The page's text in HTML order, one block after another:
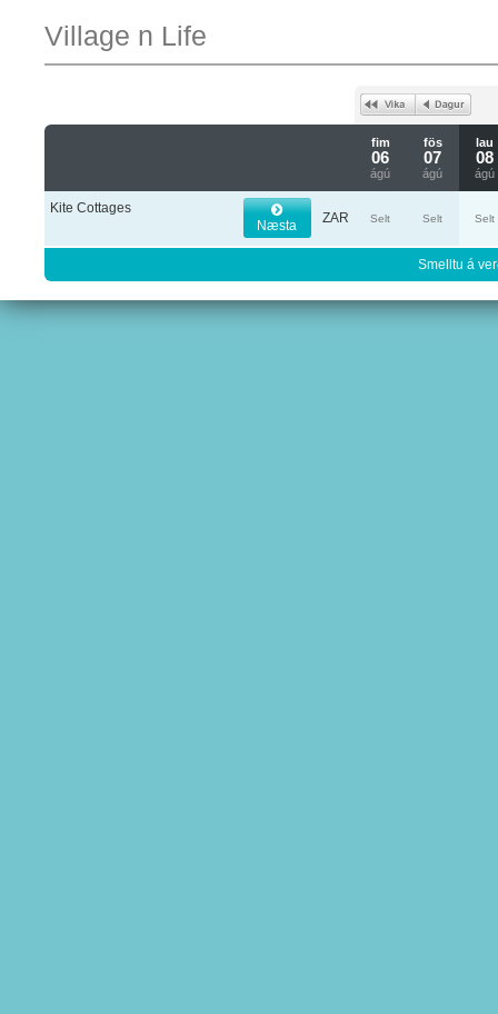
Village n Life
fim
06
ágú
fös
07
ágú
lau
08
ágú
Kite Cottages
Næsta
ZAR Selt Selt Selt
Smelltu á